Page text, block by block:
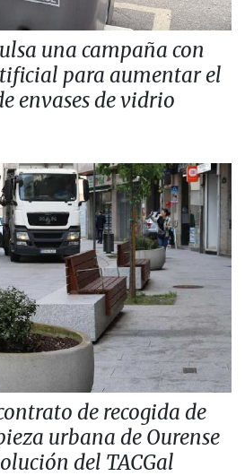
una campaña con
para aumentar el
envases de vidrio
de recogida de
urbana de Ourense
del TACGal